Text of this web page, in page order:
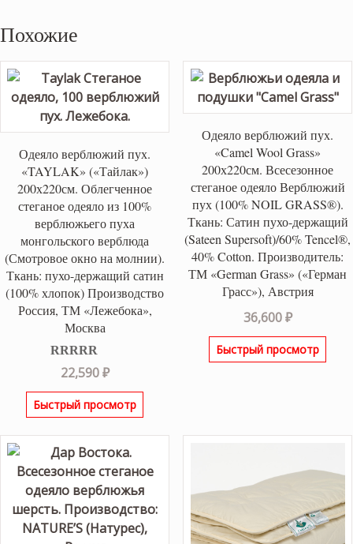
Похожие
Одеяло верблюжий пух.
«TAYLAK» («Тайлак»)
200х220см. Облегченное
стеганое одеяло из 100%
верблюжьего пуха
монгольского верблюда
(Смотровое окно на молнии).
Ткань: пухо-держащий сатин
(100% хлопок) Производство
Россия, ТМ «Лежебока»,
Москва
Оценка5.00
из 5
22,590₽
Быстрый просмотр
Одеяло верблюжий пух.
«Camel Wool Grass»
200х220см. Всесезонное
стеганое одеяло Верблюжий
пух (100% NOIL GRASS®).
Ткань: Сатин пухо-держащий
(Sateen Supersoft)/60% Tencel®,
40% Cotton. Производитель:
ТМ «German Grass» («Герман
Грасс»), Австрия
36,600₽
Быстрый просмотр